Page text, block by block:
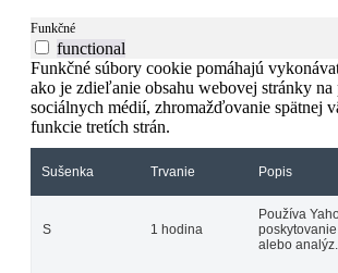
Funkčné
functional
Funkčné súbory cookie pomáhajú
ako je zdieľanie obsahu webovej stránky na
sociálnych médií, zhromažďovanie spätnej
funkcie tretích strán.
Sušenka Trvanie Popis
S 1 hodina
Používa
alebo analýz.